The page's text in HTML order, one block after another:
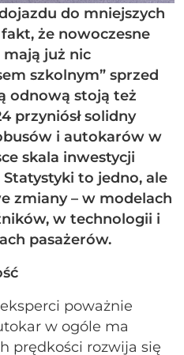
do mniejszych
że nowoczesne
już nic
szkolnym” sprzed
odnową stoją też
przyniósł solidny
i autokarów w
skala inwestycji
Statystyki to jedno, ale
zmiany – w modelach
w technologii i
pasażerów.
poważnie
w ogóle ma
prędkości rozwija się